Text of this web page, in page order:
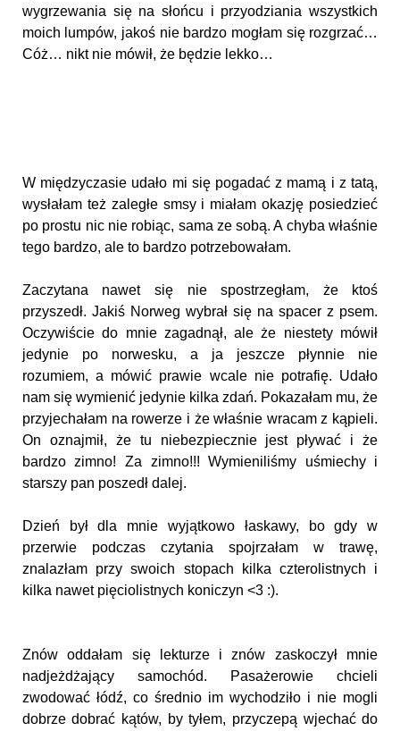
wygrzewania się na słońcu i przyodziania wszystkich
moich lumpów, jakoś nie bardzo mogłam się rozgrzać…
Cóż… nikt nie mówił, że będzie lekko…
W międzyczasie udało mi się pogadać z mamą i z tatą,
wysłałam też zaległe smsy i miałam okazję posiedzieć
po prostu nic nie robiąc, sama ze sobą. A chyba właśnie
tego bardzo, ale to bardzo potrzebowałam.
Zaczytana nawet się nie spostrzegłam, że ktoś
przyszedł. Jakiś Norweg wybrał się na spacer z psem.
Oczywiście do mnie zagadnął, ale że niestety mówił
jedynie po norwesku, a ja jeszcze płynnie nie
rozumiem, a mówić prawie wcale nie potrafię. Udało
nam się wymienić jedynie kilka zdań. Pokazałam mu, że
przyjechałam na rowerze i że właśnie wracam z kąpieli.
On oznajmił, że tu niebezpiecznie jest pływać i że
bardzo zimno! Za zimno!!! Wymieniliśmy uśmiechy i
starszy pan poszedł dalej.
Dzień był dla mnie wyjątkowo łaskawy, bo gdy w
przerwie podczas czytania spojrzałam w trawę,
znalazłam przy swoich stopach kilka czterolistnych i
kilka nawet pięciolistnych koniczyn <3 :).
Znów oddałam się lekturze i znów zaskoczył mnie
nadjeżdżający samochód. Pasażerowie chcieli
zwodować łódź, co średnio im wychodziło i nie mogli
dobrze dobrać kątów, by tyłem, przyczepą wjechać do